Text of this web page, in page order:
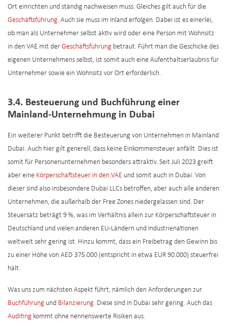
Ort einrichten und ständig nachweisen muss. Gleiches gilt auch für die
Geschäftsführung. Auch sie muss im Inland erfolgen. Dabei ist es einerlei,
ob man als Unternehmer selbst aktiv wird oder eine Person mit Wohnsitz
in den VAE mit der Geschäftsführung betraut. Führt man die Geschicke des
eigenen Unternehmens selbst, ist somit auch eine Aufenthaltserlaubnis für
Unternehmer sowie ein Wohnsitz vor Ort erforderlich.
3.4. Besteuerung und Buchführung einer
Mainland-Unternehmung in Dubai
Ein weiterer Punkt betrifft die Besteuerung von Unternehmen in Mainland
Dubai. Auch hier gilt generell, dass keine Einkommensteuer anfällt. Dies ist
somit für Personenunternehmen besonders attraktiv. Seit Juli 2023 greift
aber eine Körperschaftsteuer in den VAE und somit auch in Dubai. Von
dieser sind also insbesondere Dubai LLCs betroffen, aber auch alle anderen
Unternehmen, die außerhalb der Free Zones niedergelassen sind. Der
Steuersatz beträgt 9 %, was im Verhältnis allein zur Körperschaftsteuer in
Deutschland und vielen anderen EU-Ländern und Industrienationen
weltweit sehr gering ist. Hinzu kommt, dass ein Freibetrag den Gewinn bis
zu einer Höhe von AED 375.000 (entspricht in etwa EUR 90.000) steuerfrei
hält.
Was uns zum nächsten Aspekt führt, nämlich den Anforderungen zur
Buchführung und Bilanzierung. Diese sind in Dubai sehr gering. Auch das
Auditing kommt ohne nennenswerte Risiken aus.